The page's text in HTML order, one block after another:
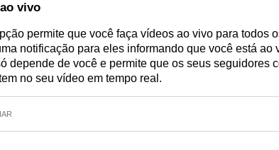
vivo
permite que você faça vídeos ao vivo para todos
notificação para eles informando que você está ao
depende de você e permite que os seus seguidores
no seu vídeo em tempo real.